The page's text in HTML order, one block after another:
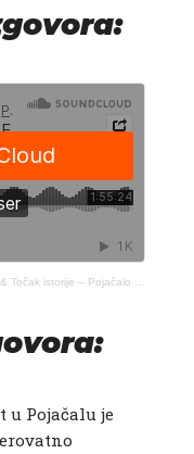
istorije – Pojačalo podcast
u Pojačalu je